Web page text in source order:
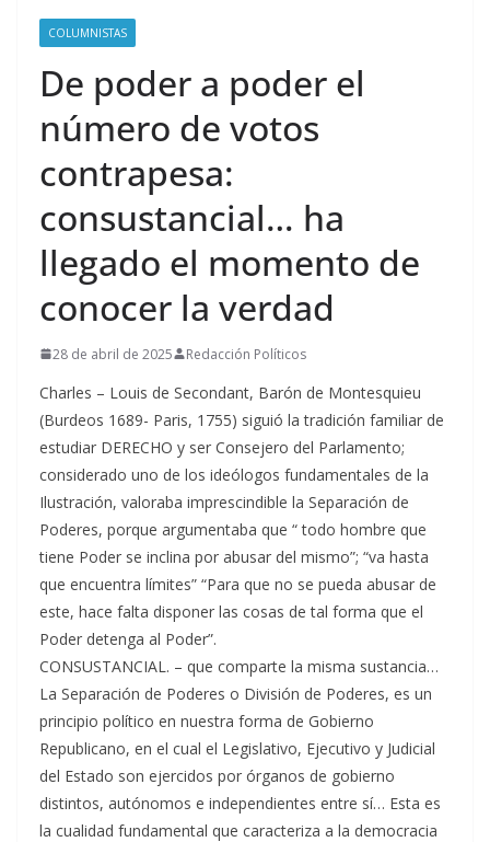
COLUMNISTAS
De poder a poder el
número de votos
contrapesa:
consustancial… ha
llegado el momento de
conocer la verdad
28 de abril de 2025 Redacción Políticos
Charles – Louis de Secondant, Barón de Montesquieu
(Burdeos 1689- Paris, 1755) siguió la tradición familiar de
estudiar DERECHO y ser Consejero del Parlamento;
considerado uno de los ideólogos fundamentales de la
Ilustración, valoraba imprescindible la Separación de
Poderes, porque argumentaba que “ todo hombre que
tiene Poder se inclina por abusar del mismo”; “va hasta
que encuentra límites” “Para que no se pueda abusar de
este, hace falta disponer las cosas de tal forma que el
Poder detenga al Poder”.
CONSUSTANCIAL. – que comparte la misma sustancia…
La Separación de Poderes o División de Poderes, es un
principio político en nuestra forma de Gobierno
Republicano, en el cual el Legislativo, Ejecutivo y Judicial
del Estado son ejercidos por órganos de gobierno
distintos, autónomos e independientes entre sí… Esta es
la cualidad fundamental que caracteriza a la democracia